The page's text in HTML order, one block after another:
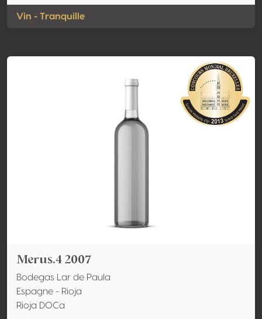
Vin - Tranquille
Merus.4 2007
Bodegas Lar de Paula
Espagne - Rioja
Rioja DOCa